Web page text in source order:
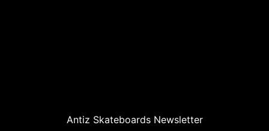
Antiz Skateboards Newsletter